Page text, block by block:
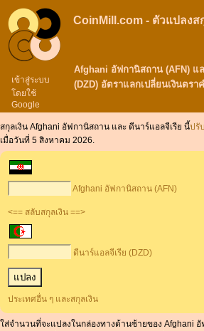
เข้าสู่ระบบ
โดยใช้
Google
CoinMill.com - ตัวแปลงส
Afghani อัฟกานิสถาน (AFN) แ
(DZD) อัตราแลกเปลี่ยนเงินตร
สกุลเงิน Afghani อัฟกานิสถาน และ ดีนาร์แอลจีเรีย นี้ปรั
เมื่อวันที่ 5 สิงหาคม 2026.
Afghani อัฟกานิสถาน (AFN)
<== สลับสกุลเงิน ==>
ดีนาร์แอลจีเรีย (DZD)
ประเทศอื่น ๆ และสกุลเงิน
ใส่จำนวนที่จะแปลงในกล่องทางด้านซ้ายของ Afghani